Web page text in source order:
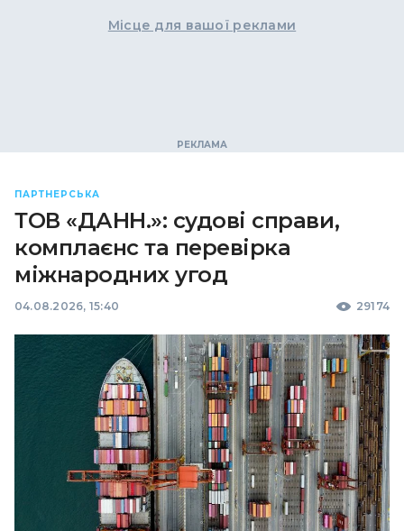
Місце для вашої реклами
ПАРТНЕРСЬКА
ТОВ «ДАНН.»: судові справи,
комплаєнс та перевірка
міжнародних угод
04.08.2026, 15:40 29174